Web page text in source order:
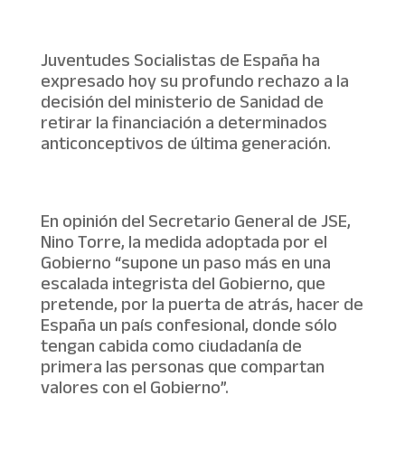
Juventudes Socialistas de España ha
expresado hoy su profundo rechazo a la
decisión del ministerio de Sanidad de
retirar la financiación a determinados
anticonceptivos de última generación.
En opinión del Secretario General de JSE,
Nino Torre, la medida adoptada por el
Gobierno “supone un paso más en una
escalada integrista del Gobierno, que
pretende, por la puerta de atrás, hacer de
España un país confesional, donde sólo
tengan cabida como ciudadanía de
primera las personas que compartan
valores con el Gobierno”.